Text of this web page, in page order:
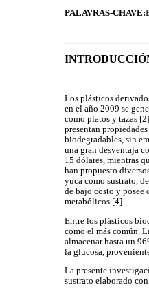
PALAVRAS-CHAVE:
Los plásticos
en el año 2009 se
como platos y tazas
presentan
biodegradables, sin
una gran desventaja
15 dólares, mientras
han propuesto
yuca como sustrato,
de bajo costo y posee
metabólicos [4].
Entre los plásticos
como el más común.
almacenar hasta un
la glucosa,
La presente
sustrato elaborado